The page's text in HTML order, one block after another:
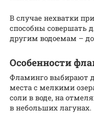
В случае нехватки
способны совершать
другим водоемам –
Особенности
Фламинго выбирают
места с мелкими
соли в воде, на
в небольших лагунах.